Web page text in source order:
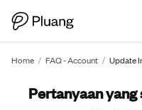
Home / FAQ - Account / Update
Pertanyaan